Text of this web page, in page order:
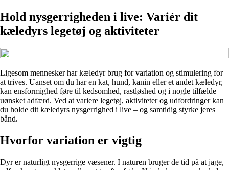
Hold nysgerrigheden i live: Variér dit
kæledyrs legetøj og aktiviteter
Ligesom mennesker har kæledyr brug for variation og stimulering for
at trives. Uanset om du har en kat, hund, kanin eller et andet kæledyr,
kan ensformighed føre til kedsomhed, rastløshed og i nogle tilfælde
uønsket adfærd. Ved at variere legetøj, aktiviteter og udfordringer kan
du holde dit kæledyrs nysgerrighed i live – og samtidig styrke jeres
bånd.
Hvorfor variation er vigtig
Dyr er naturligt nysgerrige væsener. I naturen bruger de tid på at jage,